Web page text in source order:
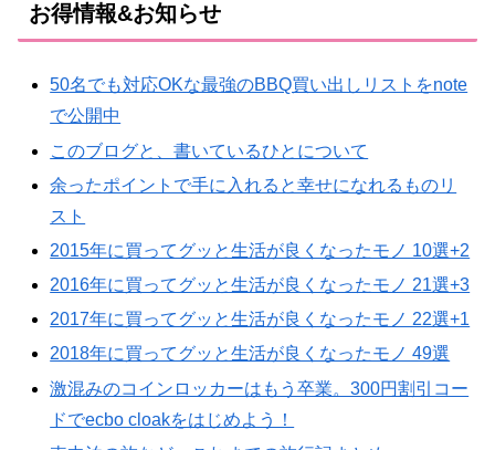
お得情報&お知らせ
50名でも対応OKな最強のBBQ買い出しリストをnote
で公開中
このブログと、書いているひとについて
余ったポイントで手に入れると幸せになれるものリ
スト
2015年に買ってグッと生活が良くなったモノ 10選+2
2016年に買ってグッと生活が良くなったモノ 21選+3
2017年に買ってグッと生活が良くなったモノ 22選+1
2018年に買ってグッと生活が良くなったモノ 49選
激混みのコインロッカーはもう卒業。300円割引コー
ドでecbo cloakをはじめよう！